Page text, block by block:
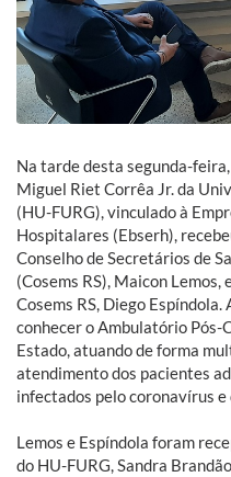
Na tarde desta segunda-
Miguel Riet Corrêa Jr. da
(HU-FURG), vinculado à
Hospitalares (Ebserh),
Conselho de Secretários de
(Cosems RS), Maicon
Cosems RS, Diego
conhecer o Ambulatório Pós-
Estado, atuando de forma
atendimento dos pacientes
infectados pelo coronavírus
Lemos e Espíndola foram
do HU-FURG, Sandra